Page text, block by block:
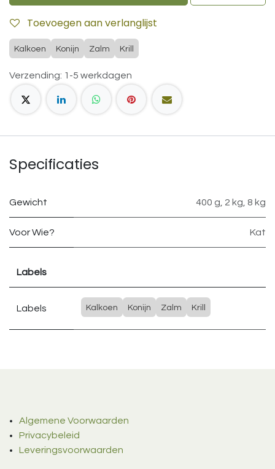
Toevoegen aan verlanglijst
Kalkoen Konijn Zalm Krill
Verzending: 1-5 werkdagen
Specificaties
Gewicht 400 g 2 kg 8 kg
Voor Wie? Kat
Labels
Labels Kalkoen Konijn Zalm Krill
Algemene Voorwaarden
Privacybeleid
Leveringsvoorwaarden